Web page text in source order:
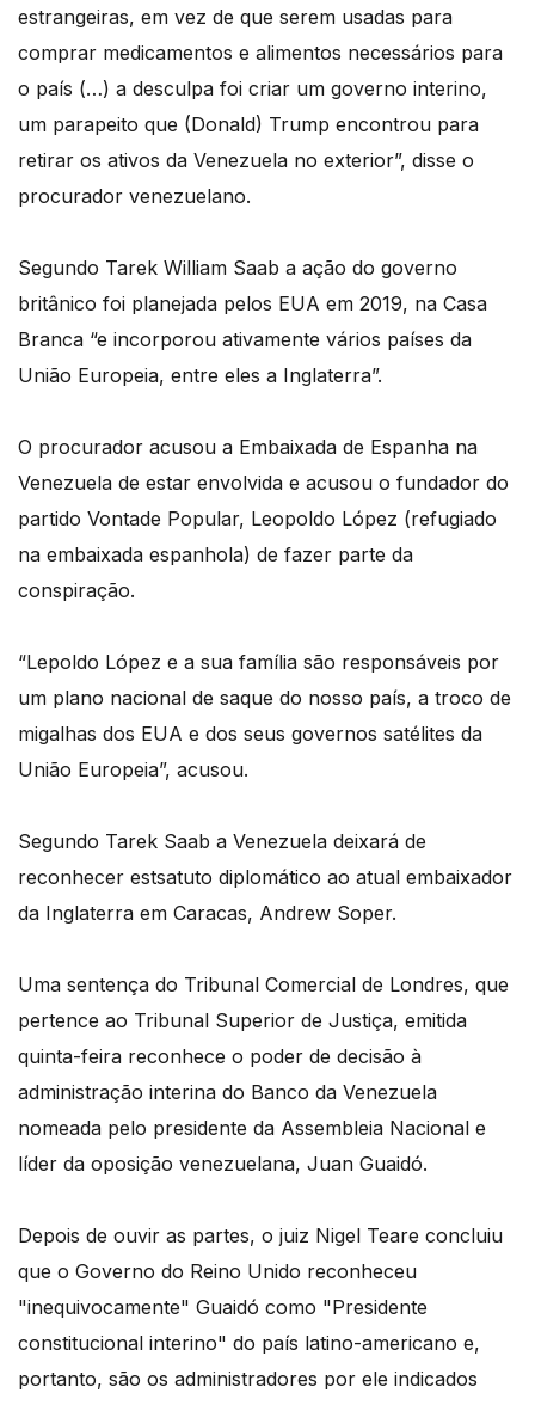
estrangeiras, em vez de que serem usadas para
comprar medicamentos e alimentos necessários para
o país (…) a desculpa foi criar um governo interino,
um parapeito que (Donald) Trump encontrou para
retirar os ativos da Venezuela no exterior”, disse o
procurador venezuelano.
Segundo Tarek William Saab a ação do governo
britânico foi planejada pelos EUA em 2019, na Casa
Branca “e incorporou ativamente vários países da
União Europeia, entre eles a Inglaterra”.
O procurador acusou a Embaixada de Espanha na
Venezuela de estar envolvida e acusou o fundador do
partido Vontade Popular, Leopoldo López (refugiado
na embaixada espanhola) de fazer parte da
conspiração.
“Lepoldo López e a sua família são responsáveis por
um plano nacional de saque do nosso país, a troco de
migalhas dos EUA e dos seus governos satélites da
União Europeia”, acusou.
Segundo Tarek Saab a Venezuela deixará de
reconhecer estsatuto diplomático ao atual embaixador
da Inglaterra em Caracas, Andrew Soper.
Uma sentença do Tribunal Comercial de Londres, que
pertence ao Tribunal Superior de Justiça, emitida
quinta-feira reconhece o poder de decisão à
administração interina do Banco da Venezuela
nomeada pelo presidente da Assembleia Nacional e
líder da oposição venezuelana, Juan Guaidó.
Depois de ouvir as partes, o juiz Nigel Teare concluiu
que o Governo do Reino Unido reconheceu
"inequivocamente" Guaidó como "Presidente
constitucional interino" do país latino-americano e,
portanto, são os administradores por ele indicados